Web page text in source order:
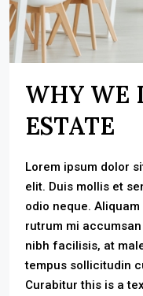
WHY WE
ESTATE
Lorem ipsum dolor
elit. Duis mollis et
odio neque.
rutrum mi
nibh facilisis, at
tempus sollicitudin
Curabitur this is a